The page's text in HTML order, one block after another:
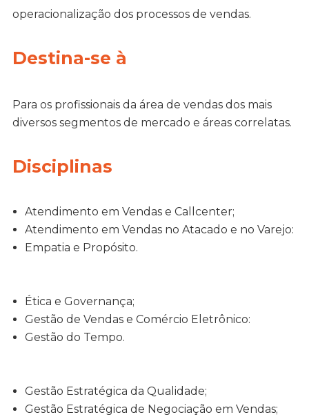
operacionalização dos processos de vendas.
Destina-se à
Para os profissionais da área de vendas dos mais
diversos segmentos de mercado e áreas correlatas.
Disciplinas
Atendimento em Vendas e Callcenter;
Atendimento em Vendas no Atacado e no Varejo:
Empatia e Propósito.
Ética e Governança;
Gestão de Vendas e Comércio Eletrônico:
Gestão do Tempo.
Gestão Estratégica da Qualidade;
Gestão Estratégica de Negociação em Vendas;